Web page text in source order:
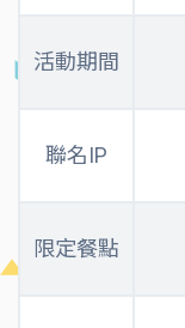
活動期間
聯名IP
限定餐點